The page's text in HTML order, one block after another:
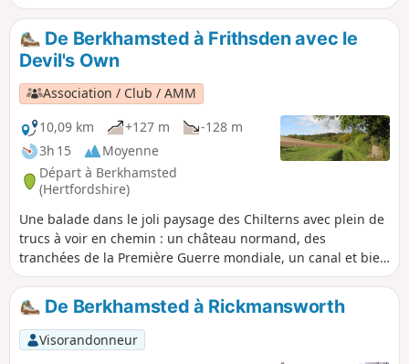
De Berkhamsted à Frithsden avec le
Devil's Own
Association / Club / AMM
10,09 km
+127 m
-128 m
3h 15
Moyenne
Départ à Berkhamsted
(Hertfordshire)
Une balade dans le joli paysage des Chilterns avec plein de
trucs à voir en chemin : un château normand, des
tranchées de la Première Guerre mondiale, un canal et bien
plus encore.
De Berkhamsted à Rickmansworth
Visorandonneur